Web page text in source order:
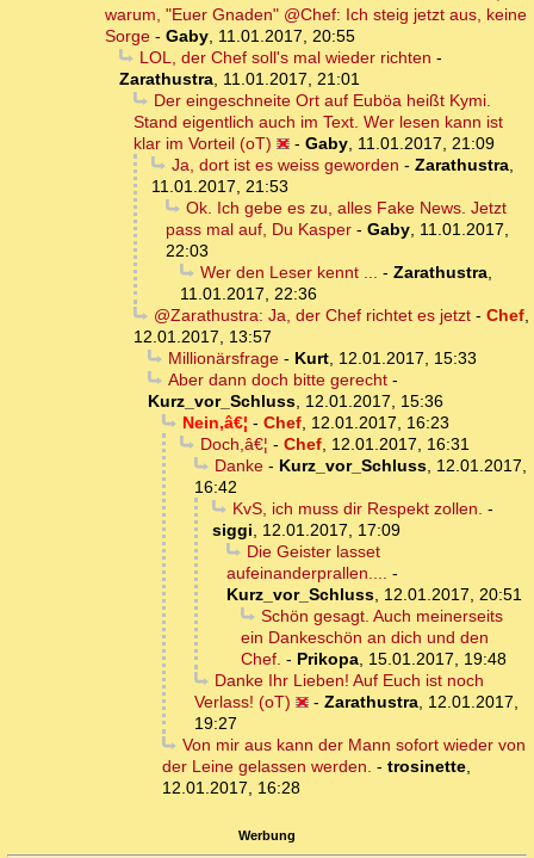
warum, "Euer Gnaden" @Chef: Ich steig jetzt aus, keine
Sorge - Gaby, 11.01.2017, 20:55
LOL, der Chef soll's mal wieder richten -
Zarathustra, 11.01.2017, 21:01
Der eingeschneite Ort auf Euböa heißt Kymi.
Stand eigentlich auch im Text. Wer lesen kann ist
klar im Vorteil (oT)
- Gaby, 11.01.2017, 21:09
Ja, dort ist es weiss geworden - Zarathustra,
11.01.2017, 21:53
Ok. Ich gebe es zu, alles Fake News. Jetzt
pass mal auf, Du Kasper - Gaby, 11.01.2017,
22:03
Wer den Leser kennt ... - Zarathustra,
11.01.2017, 22:36
@Zarathustra: Ja, der Chef richtet es jetzt- Chef,
12.01.2017, 13:57
Millionärsfrage- Kurt, 12.01.2017, 15:33
Aber dann doch bitte gerecht-
Kurz_vor_Schluss, 12.01.2017, 15:36
Nein,â€¦ - Chef, 12.01.2017, 16:23
Doch,â€¦ - Chef, 12.01.2017, 16:31
Danke- Kurz_vor_Schluss, 12.01.2017,
16:42
KvS, ich muss dir Respekt zollen. -
siggi, 12.01.2017, 17:09
Die Geister lasset
aufeinanderprallen.... -
Kurz_vor_Schluss, 12.01.2017, 20:51
Schön gesagt. Auch meinerseits
ein Dankeschön an dich und den
Chef. - Prikopa, 15.01.2017, 19:48
Danke Ihr Lieben! Auf Euch ist noch
Verlass! (oT)
- Zarathustra, 12.01.2017,
19:27
Von mir aus kann der Mann sofort wieder von
der Leine gelassen werden. - trosinette,
12.01.2017, 16:28
Werbung